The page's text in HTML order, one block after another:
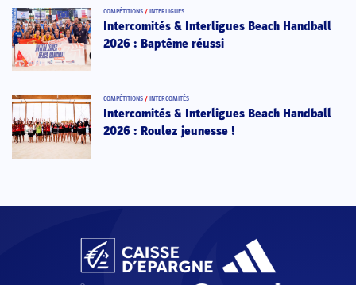
COMPÉTITIONS / INTERLIGUES
Intercomités & Interligues Beach Handball
2026 : Baptême réussi
COMPÉTITIONS / INTERCOMITÉS
Intercomités & Interligues Beach Handball
2026 : Roulez jeunesse !